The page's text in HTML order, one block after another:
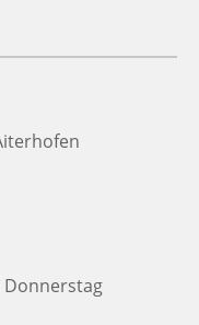
Donnerstag